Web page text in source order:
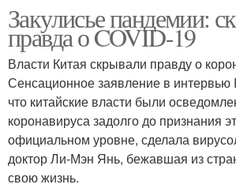
Закулисье пандемии:
правда о COVID-19
Власти Китая скрывали правду о
Сенсационное заявление в интервью
что китайские власти были
коронавируса задолго до признания
официальном уровне, сделала
доктор Ли-Мэн Янь, бежавшая из
свою жизнь.